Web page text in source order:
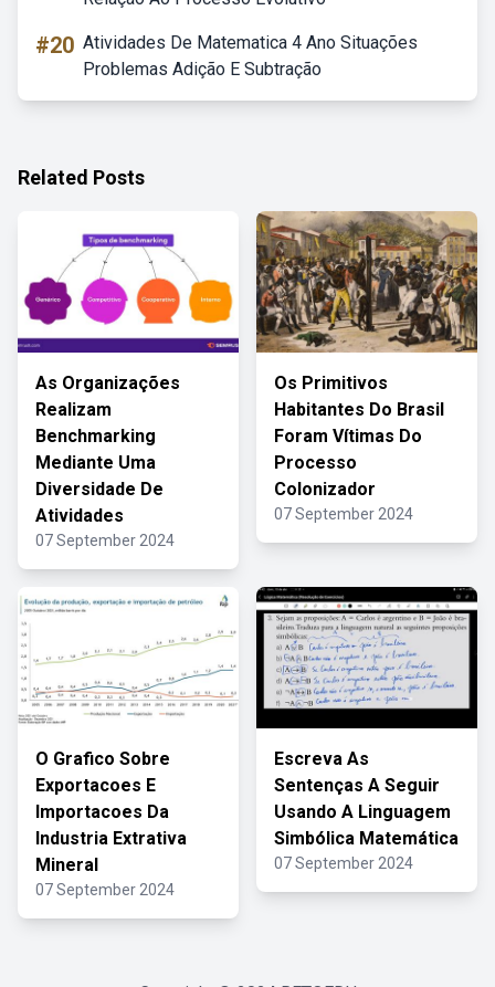
#20 Atividades De Matematica 4 Ano Situações
Problemas Adição E Subtração
Related Posts
As Organizações
Realizam
Benchmarking
Mediante Uma
Diversidade De
Atividades
07 September 2024
Os Primitivos
Habitantes Do Brasil
Foram Vítimas Do
Processo
Colonizador
07 September 2024
O Grafico Sobre
Exportacoes E
Importacoes Da
Industria Extrativa
Mineral
07 September 2024
Escreva As
Sentenças A Seguir
Usando A Linguagem
Simbólica Matemática
07 September 2024